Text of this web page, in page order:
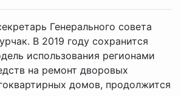
Генерального совета
В 2019 году сохранится
использования регионами
на ремонт дворовых
домов, продолжится